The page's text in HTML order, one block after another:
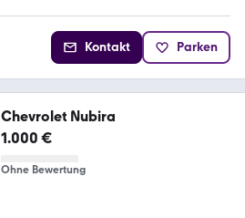
Kontakt Parken
Chevrolet Nubira
1.000 €
Ohne Bewertung